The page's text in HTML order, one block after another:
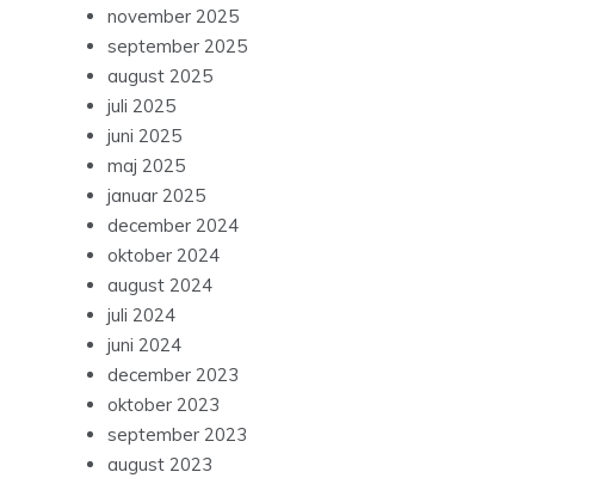
november 2025
september 2025
august 2025
juli 2025
juni 2025
maj 2025
januar 2025
december 2024
oktober 2024
august 2024
juli 2024
juni 2024
december 2023
oktober 2023
september 2023
august 2023